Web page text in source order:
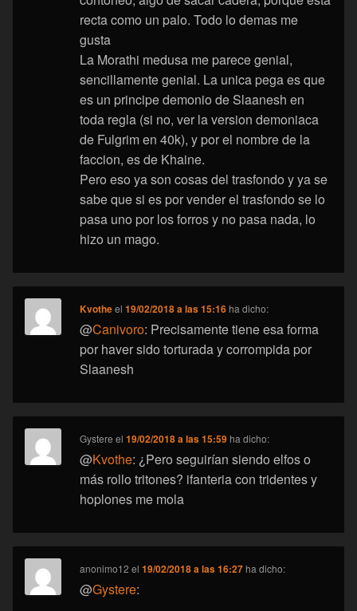
recta como un palo. Todo lo demas me
gusta
La Morathi medusa me parece genial,
sencillamente genial. La unica pega es que
es un principe demonio de Slaanesh en
toda regla (si no, ver la version demoniaca
de Fulgrim en 40k), y por el nombre de la
faccion, es de Khaine.
Pero eso ya son cosas del trasfondo y ya se
sabe que si es por vender el trasfondo se lo
pasa uno por los forros y no pasa nada, lo
hizo un mago.
Kvotheel19/02/2018 a las 15:16 ha dicho:
@Canivoro: Precisamente tiene esa forma
por haver sido torturada y corrompida por
Slaanesh
Gystere el19/02/2018 a las 15:59 ha dicho:
@Kvothe: ¿Pero seguirían siendo elfos o
más rollo tritones? ifanteria con tridentes y
hoplones me mola
anonimo12 el19/02/2018 a las 16:27 ha dicho:
@Gystere: